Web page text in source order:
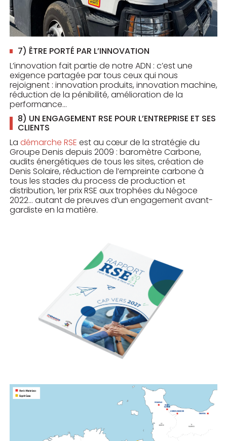
7) ÊTRE PORTÉ PAR L’INNOVATION
L’innovation fait partie de notre ADN : c’est une
exigence partagée par tous ceux qui nous
rejoignent : innovation produits, innovation machine,
réduction de la pénibilité, amélioration de la
performance…
8) UN ENGAGEMENT RSE POUR L’ENTREPRISE ET SES
CLIENTS
La démarche RSE est au cœur de la stratégie du
Groupe Denis depuis 2009 : baromètre Carbone,
audits énergétiques de tous les sites, création de
Denis Solaire, réduction de l’empreinte carbone à
tous les stades du process de production et
distribution, 1er prix RSE aux trophées du Négoce
2022… autant de preuves d’un engagement avant-
gardiste en la matière.